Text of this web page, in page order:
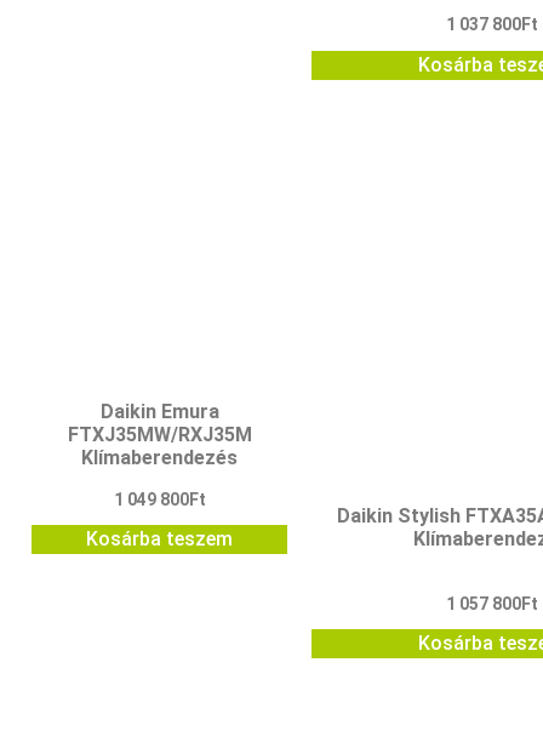
1 037 800Ft
Kosárba
Daikin Emura
FTXJ35MW/RXJ35M
Klímaberendezés
1 049 800Ft
Kosárba teszem
Daikin Stylish
1 057 800Ft
Kosárba